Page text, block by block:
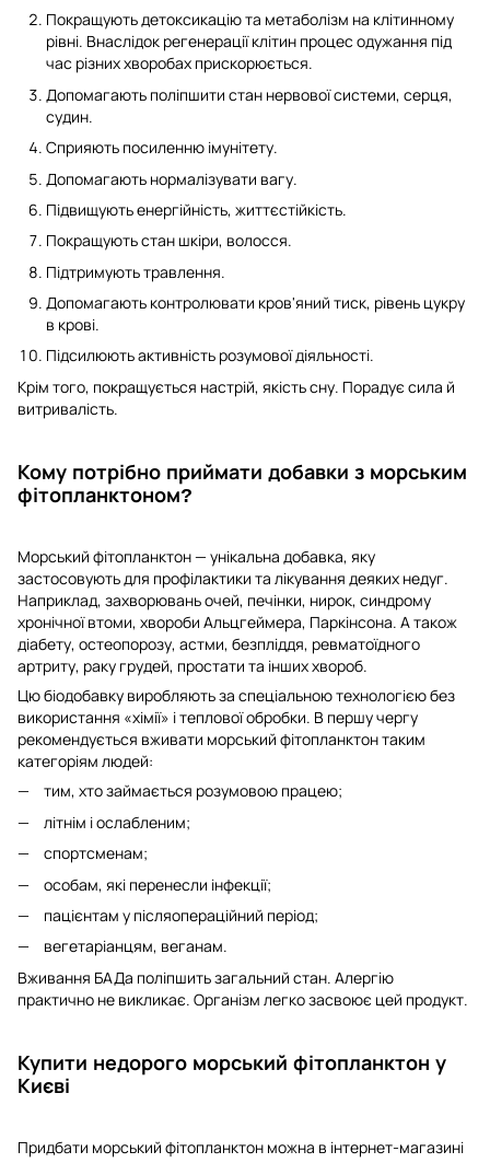
Покращують детоксикацію та метаболізм на клітинному
рівні. Внаслідок регенерації клітин процес одужання під
час різних хворобах прискорюється.
Допомагають поліпшити стан нервової системи, серця,
судин.
Сприяють посиленню імунітету.
Допомагають нормалізувати вагу.
Підвищують енергійність, життєстійкість.
Покращують стан шкіри, волосся.
Підтримують травлення.
Допомагають контролювати кров'яний тиск, рівень цукру
в крові.
Підсилюють активність розумової діяльності.
Крім того, покращується настрій, якість сну. Порадує сила й
витривалість.
Кому потрібно приймати добавки з морським
фітопланктоном?
Морський фітопланктон — унікальна добавка, яку
застосовують для профілактики та лікування деяких недуг.
Наприклад, захворювань очей, печінки, нирок, синдрому
хронічної втоми, хвороби Альцгеймера, Паркінсона. А також
діабету, остеопорозу, астми, безпліддя, ревматоїдного
артриту, раку грудей, простати та інших хвороб.
Цю біодобавку виробляють за спеціальною технологією без
використання «хімії» і теплової обробки. В першу чергу
рекомендується вживати морський фітопланктон таким
категоріям людей:
тим, хто займається розумовою працею;
літнім і ослабленим;
спортсменам;
особам, які перенесли інфекції;
пацієнтам у післяопераційний період;
вегетаріанцям, веганам.
Вживання БАДа поліпшить загальний стан. Алергію
практично не викликає. Організм легко засвоює цей продукт.
Купити недорого морський фітопланктон у
Києві
Придбати морський фітопланктон можна в інтернет-магазині